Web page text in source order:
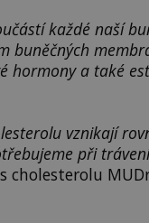
každé naší
buněčných
hormony a také
vznikají
při
cholesterolu